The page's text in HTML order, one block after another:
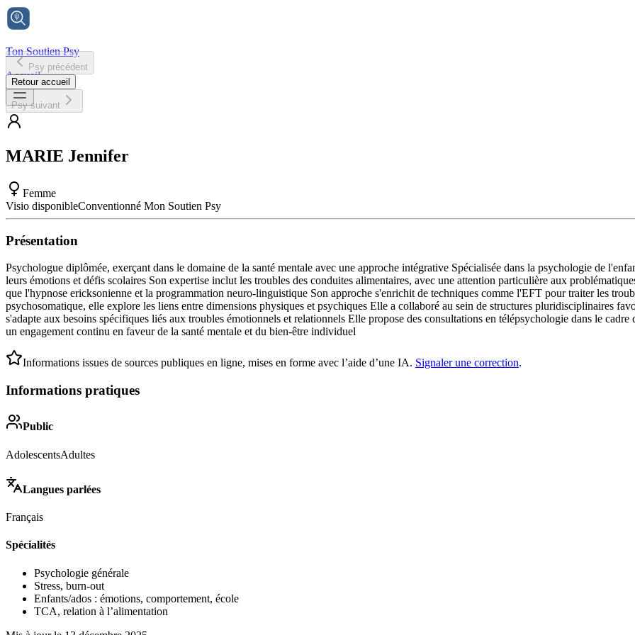
Ton Soutien Psy
Accueil
Psy précédent
Retour accueil
Psy suivant
MARIE Jennifer
Femme
Visio disponibleConventionné Mon Soutien Psy
Présentation
Psychologue diplômée, exerçant dans le domaine de la santé mentale avec une approche intégrative Spécialisée dans la psychologie de
leurs émotions et défis scolaires Son expertise inclut les troubles des conduites alimentaires, avec une attention particulière aux
que l'hypnose ericksonienne et la programmation neuro-linguistique Son approche s'enrichit de techniques comme l'EFT pour traiter les
psychosomatique, elle explore les liens entre dimensions physiques et psychiques Elle a collaboré au sein de structures pluridisciplinaires
s'adapte aux besoins spécifiques liés aux troubles émotionnels et relationnels Elle propose des consultations en télépsychologie dans le
un engagement continu en faveur de la santé mentale et du bien-être individuel
Informations issues de sources publiques en ligne, mises en forme avec l’aide d’une IA. Signaler une correction.
Informations pratiques
Public
AdolescentsAdultes
Langues parlées
Français
Spécialités
Psychologie générale
Stress, burn-out
Enfants/ados : émotions, comportement, école
TCA, relation à l’alimentation